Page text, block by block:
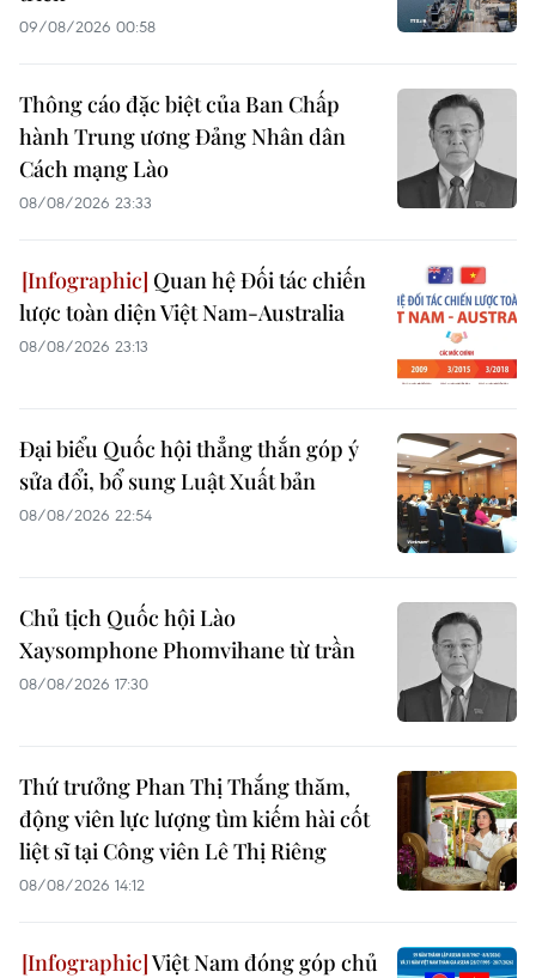
09/08/2026 00:58
Thông cáo đặc biệt của Ban Chấp
hành Trung ương Đảng Nhân dân
Cách mạng Lào
08/08/2026 23:33
Quan hệ Đối tác chiến
lược toàn diện Việt Nam-Australia
08/08/2026 23:13
Đại biểu Quốc hội thẳng thắn góp ý
sửa đổi, bổ sung Luật Xuất bản
08/08/2026 22:54
Chủ tịch Quốc hội Lào
Xaysomphone Phomvihane từ trần
08/08/2026 17:30
Thứ trưởng Phan Thị Thắng thăm,
động viên lực lượng tìm kiếm hài cốt
liệt sĩ tại Công viên Lê Thị Riêng
08/08/2026 14:12
Việt Nam đóng góp chủ